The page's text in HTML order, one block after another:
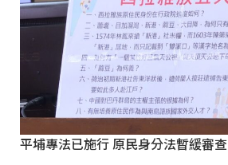
平埔專法已施行 原民身分法暫緩審查